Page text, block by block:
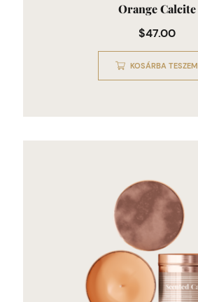
Orange Calcite
$47.00
KOSÁRBA TESZEM